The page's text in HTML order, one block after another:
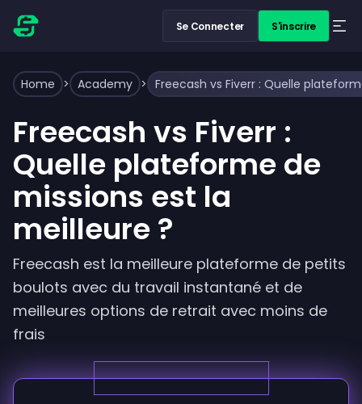
Se Connecter S'inscrire
Home > Academy > Freecash vs Fiverr : Quelle
Freecash vs Fiverr :
Quelle plateforme de
missions est la
meilleure ?
Freecash est la meilleure plateforme de petits
boulots avec du travail instantané et de
meilleures options de retrait avec moins de
frais